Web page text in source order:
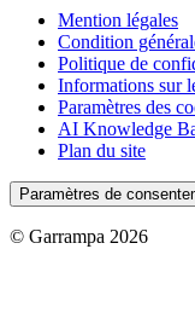
Mention légales
Condition
Politique de
Informations sur
Paramètres des
AI Knowledge
Plan du site
Paramètres de
© Garrampa 2026